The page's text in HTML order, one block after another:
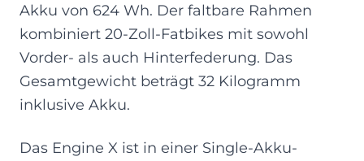
Akku von 624 Wh. Der faltbare Rahmen
kombiniert 20-Zoll-Fatbikes mit sowohl
Vorder- als auch Hinterfederung. Das
Gesamtgewicht beträgt 32 Kilogramm
inklusive Akku.
Das Engine X ist in einer Single-Akku-